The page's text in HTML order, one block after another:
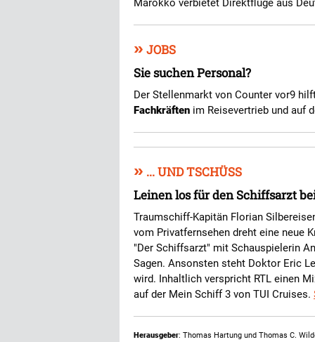
Marokko verbietet Direktflüge aus
» JOBS
Sie suchen Personal?
Der Stellenmarkt von Counter vor9
Fachkräften im Reisevertrieb und auf
» ... UND TSCHÜSS
Leinen los für den Schiffsarzt
Traumschiff-Kapitän Florian
vom Privatfernsehen dreht eine neue
"Der Schiffsarzt" mit Schauspielerin
Sagen. Ansonsten steht Doktor Eric
wird. Inhaltlich verspricht RTL einen
auf der Mein Schiff 3 von TUI Cruises.
Herausgeber: Thomas Hartung und Thomas C.